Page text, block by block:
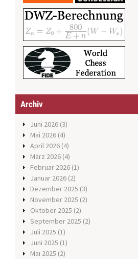
Archiv
Juni 2026 (3)
Mai 2026 (4)
April 2026 (4)
März 2026 (4)
Februar 2026 (1)
Januar 2026 (2)
Dezember 2025 (3)
November 2025 (2)
Oktober 2025 (2)
September 2025 (2)
Juli 2025 (1)
Juni 2025 (1)
Mai 2025 (2)